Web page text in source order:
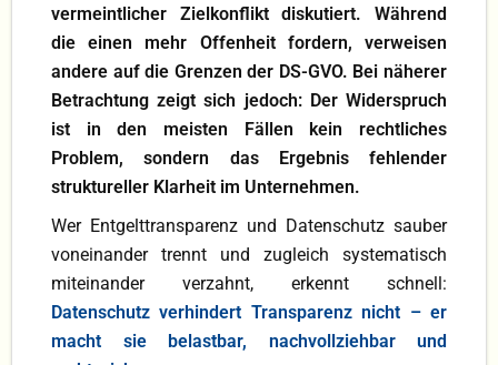
DS-GVO
vermeintlicher Zielkonflikt diskutiert. Während
die einen mehr Offenheit fordern, verweisen
andere auf die Grenzen der DS-GVO. Bei näherer
Betrachtung zeigt sich jedoch: Der Widerspruch
ist in den meisten Fällen kein rechtliches
Problem, sondern das Ergebnis fehlender
struktureller Klarheit im Unternehmen.
Wer Entgelttransparenz und Datenschutz sauber
voneinander trennt und zugleich systematisch
miteinander verzahnt, erkennt schnell:
Datenschutz verhindert Transparenz nicht – er
macht sie belastbar, nachvollziehbar und